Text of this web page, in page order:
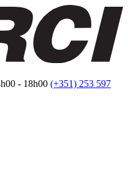
- 18h00 (+351) 253 597